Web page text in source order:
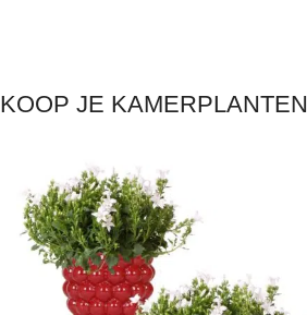
KOOP JE KAMERPLANTEN